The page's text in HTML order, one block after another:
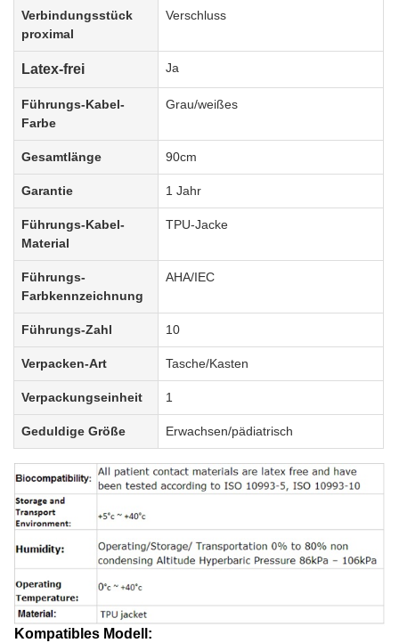
Verbindungsstück
proximal
Verschluss
Latex-frei Ja
Führungs-Kabel-
Farbe
Grau/weißes
Gesamtlänge 90cm
Garantie 1 Jahr
Führungs-Kabel-
Material
TPU-Jacke
Führungs-
Farbkennzeichnung
AHA/IEC
Führungs-Zahl 10
Verpacken-Art Tasche/Kasten
Verpackungseinheit 1
Geduldige Größe Erwachsen/pädiatrisch
Kompatibles Modell: